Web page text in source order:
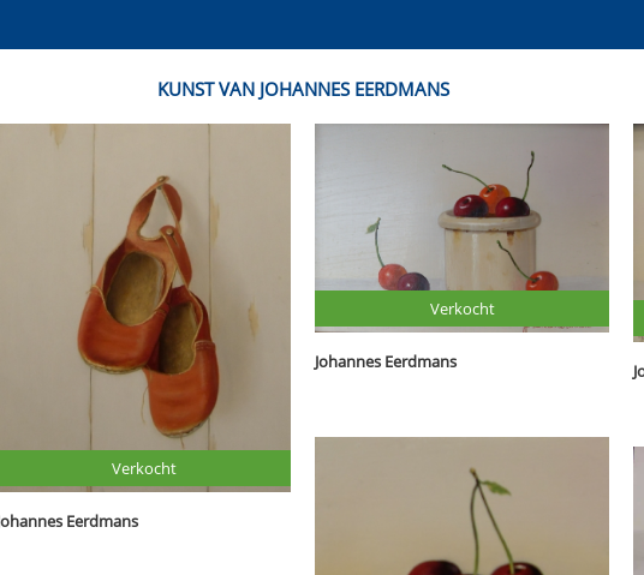
KUNST VAN JOHANNES EERDMANS
Johannes Eerdmans
Verkocht
Johannes Eerdmans
Verkocht